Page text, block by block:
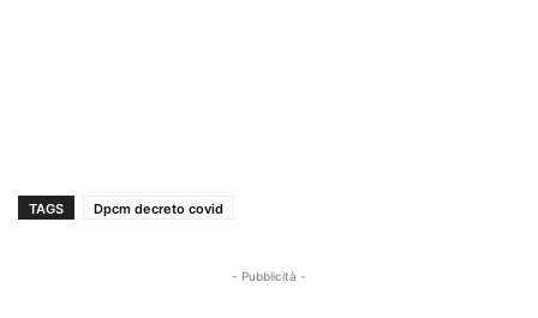
TAGS Dpcm decreto covid
- Pubblicità -